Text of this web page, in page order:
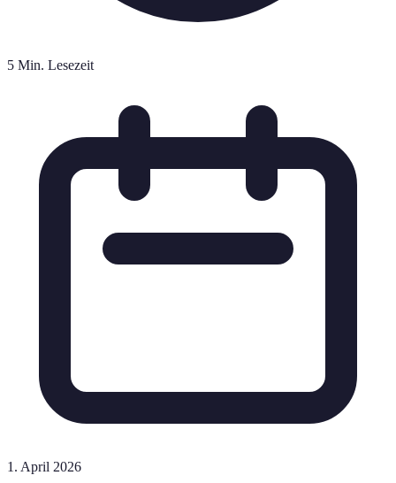
5 Min. Lesezeit
1. April 2026